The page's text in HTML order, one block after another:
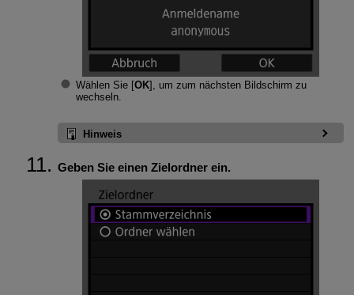
Wählen Sie [OK], um zum nächsten Bildschirm zu
wechseln.
Hinweis
Geben Sie einen Zielordner ein.